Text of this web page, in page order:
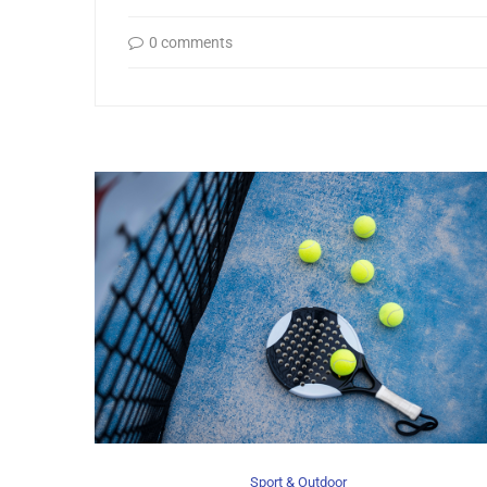
0 comments
Sport & Outdoor